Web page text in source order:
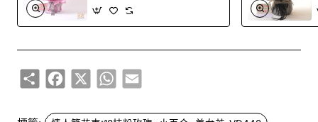
ShareFacebook
X WhatsApp
Email